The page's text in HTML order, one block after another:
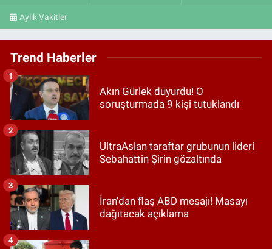
Aylık Vakitler
Trend Haberler
Akın Gürlek duyurdu! O
soruşturmada 9 kişi tutuklandı
1
UltraAslan taraftar grubunun lideri
Sebahattin Şirin gözaltında
2
İran'dan flaş ABD mesajı! Masayı
dağıtacak açıklama
3
4